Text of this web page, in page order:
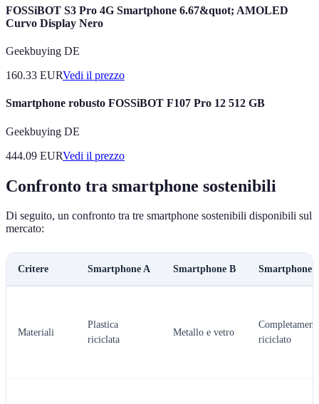
FOSSiBOT S3 Pro 4G Smartphone 6.67&quot; AMOLED
Curvo Display Nero
Geekbuying DE
160.33 EURVedi il prezzo
Smartphone robusto FOSSiBOT F107 Pro 12 512 GB
Geekbuying DE
444.09 EURVedi il prezzo
Confronto tra smartphone sostenibili
Di seguito, un confronto tra tre smartphone sostenibili disponibili sul
mercato:
Critere Smartphone A Smartphone B Smartphone
Materiali
Plastica
riciclata
Metallo e vetro
riciclato